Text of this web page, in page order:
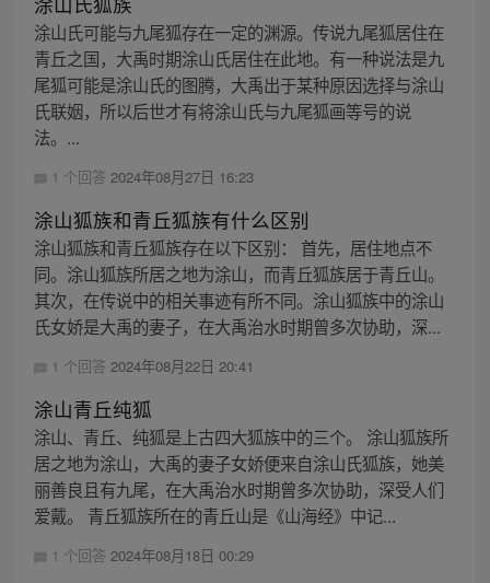
涂山氏可能与九尾狐存在一定的渊源。传说九尾狐居住在
青丘之国，大禹时期涂山氏居住在此地。有一种说法是九
尾狐可能是涂山氏的图腾，大禹出于某种原因选择与涂山
氏联姻，所以后世才有将涂山氏与九尾狐画等号的说
法。...
1 个回答 2024年08月27日 16:23
涂山狐族和青丘狐族有什么区别
涂山狐族和青丘狐族存在以下区别： 首先，居住地点不
同。涂山狐族所居之地为涂山，而青丘狐族居于青丘山。
其次，在传说中的相关事迹有所不同。涂山狐族中的涂山
氏女娇是大禹的妻子，在大禹治水时期曾多次协助，深...
1 个回答 2024年08月22日 20:41
涂山青丘纯狐
涂山、青丘、纯狐是上古四大狐族中的三个。 涂山狐族所
居之地为涂山，大禹的妻子女娇便来自涂山氏狐族，她美
丽善良且有九尾，在大禹治水时期曾多次协助，深受人们
爱戴。 青丘狐族所在的青丘山是《山海经》中记...
1 个回答 2024年08月18日 00:29